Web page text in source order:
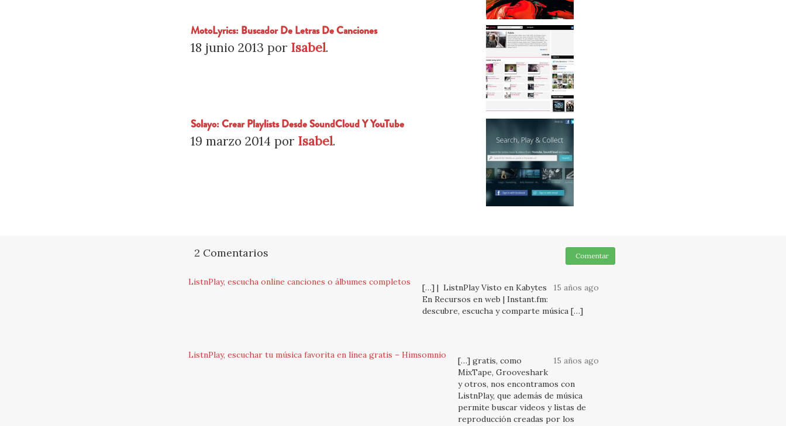
MotoLyrics: Buscador De Letras De Canciones
18 junio 2013 por Isabel.
Solayo: Crear Playlists Desde SoundCloud Y YouTube
19 marzo 2014 por Isabel.
2 Comentarios Comentar
ListnPlay, escucha online canciones o álbumes completos
15 años ago
[…] | ListnPlay Visto en Kabytes
En Recursos en web | Instant.fm:
descubre, escucha y comparte música […]
ListnPlay, escuchar tu música favorita en línea gratis – Himsomnio
15 años ago
[…] gratis, como
MixTape, Grooveshark
y otros, nos encontramos con
ListnPlay, que además de música
permite buscar videos y listas de
reproducción creadas por los